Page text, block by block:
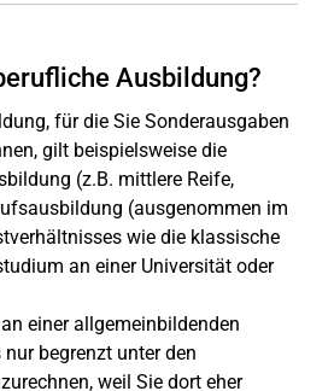
Ausbildung?
für die Sie Sonderausgaben
gilt beispielsweise die
(z.B. mittlere Reife,
(ausgenommen im
wie die klassische
an einer Universität oder
einer allgemeinbildenden
begrenzt unter den
weil Sie dort eher